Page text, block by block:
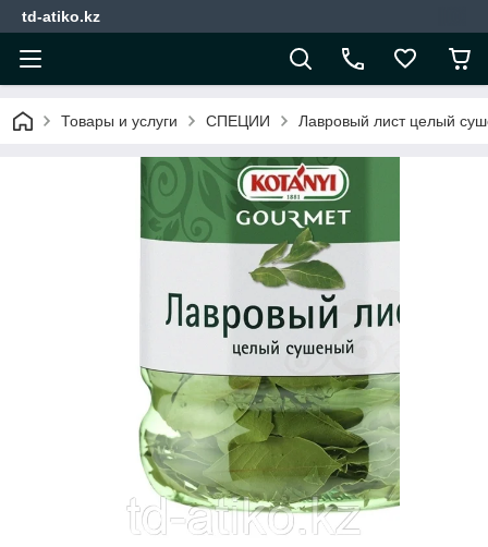
td-atiko.kz
Товары и услуги СПЕЦИИ Лавровый лист целый